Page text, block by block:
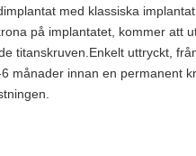
med klassiska
på implantatet, kommer att
titanskruven.Enkelt uttryckt,
månader innan en permanent